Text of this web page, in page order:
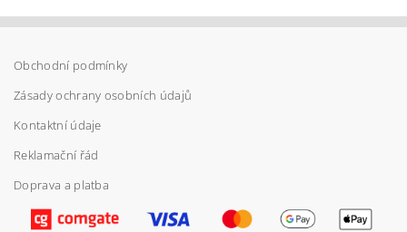
Vložením hodnocení souhlasíte spodmínkami
ochrany osobních údajů
Obchodní podmínky
Zásady ochrany osobních údajů
Kontaktní údaje
Reklamační řád
Doprava a platba